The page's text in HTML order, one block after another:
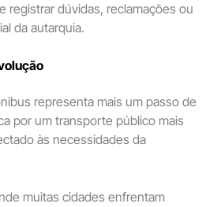
registrar dúvidas, reclamações ou
da autarquia.
representa mais um passo de
por um transporte público mais
às necessidades da
muitas cidades enfrentam